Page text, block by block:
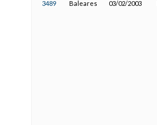
3489 Baleares 03/02/2003